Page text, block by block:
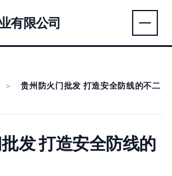
有限公司
>
贵州防火门批发 打造安全防线的不二
发 打造安全防线的